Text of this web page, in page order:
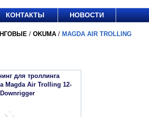
КОНТАКТЫ НОВОСТИ
/ OKUMA / MAGDA AIR TROLLING
для троллинга
Magda Air Trolling 12-